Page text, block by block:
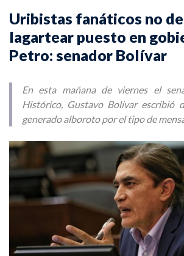
Uribistas fanáticos no
lagartear puesto en
Petro: senador Bolívar
En esta mañana de viernes el
Histórico, Gustavo Bolívar escribió
generado alboroto por el tipo de